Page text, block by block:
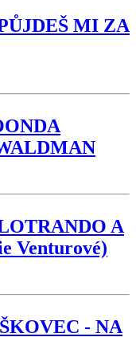
MI ZA
A
Venturové)
- NA